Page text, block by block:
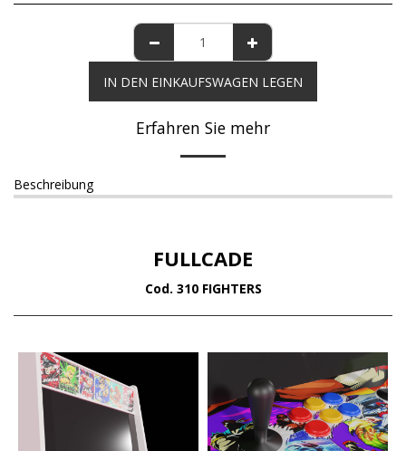
IN DEN EINKAUFSWAGEN LEGEN
Erfahren Sie mehr
Beschreibung
FULLCADE
Cod. 310 FIGHTERS